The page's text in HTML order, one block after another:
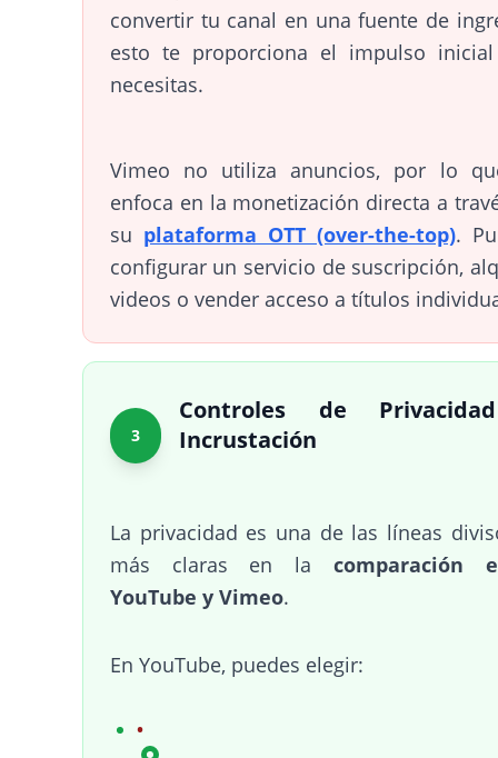
convertir tu canal en una fuente de
esto te proporciona el impulso
necesitas.
Vimeo no utiliza anuncios, por lo
enfoca en la monetización directa a
su plataforma OTT (over-the-top).
configurar un servicio de suscripción,
videos o vender acceso a títulos
3
Controles de
Incrustación
La privacidad es una de las líneas
más claras en la comparación
YouTube y Vimeo.
En YouTube, puedes elegir: